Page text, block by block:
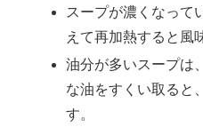
スープが濃くなって
えて再加熱すると風
油分が多いスープは
な油をすくい取ると
す。